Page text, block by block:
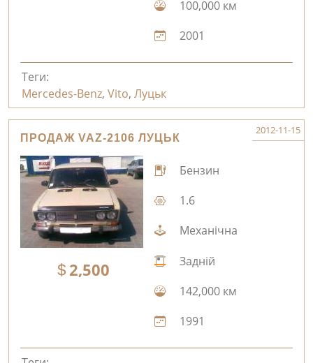
100,000 км
2001
Теги:
Mercedes-Benz, Vito, Луцьк
ПРОДАЖ VAZ-2106 ЛУЦЬК
2012-11-15
2,500
Бензин
1.6
Механічна
Задній
142,000 км
1991